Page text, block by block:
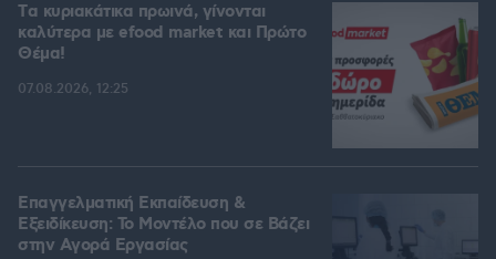
Tα κυριακάτικα πρωινά, γίνονται
καλύτερα με efood market και Πρώτο
Θέμα!
07.08.2026, 12:25
Επαγγελματική Εκπαίδευση &
Εξειδίκευση: Το Mοντέλο που σε Bάζει
στην Aγορά Eργασίας